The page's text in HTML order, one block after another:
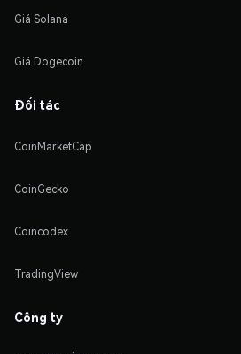
Giá Solana
Giá Dogecoin
Đối tác
CoinMarketCap
CoinGecko
Coincodex
TradingView
Công ty